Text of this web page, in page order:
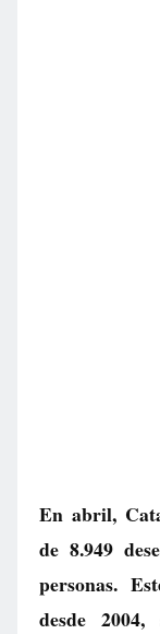
En abril,
de 8.949
personas.
desde